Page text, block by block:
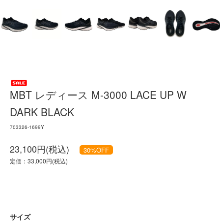
MBT レディース M-3000 LACE UP W
DARK BLACK
703326-1699Y
23,100円(税込) 30%OFF
定価：33,000円(税込)
サイズ